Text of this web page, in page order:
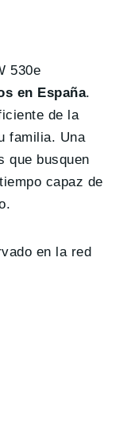
530e
en España.
de la
familia. Una
que busquen
capaz de
en la red